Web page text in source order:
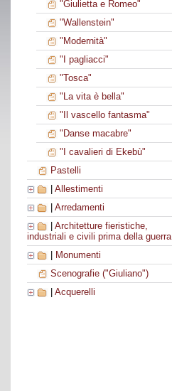
"Giulietta e Romeo"
"Wallenstein"
"Modernità"
"I pagliacci"
"Tosca"
"La vita è bella"
"Il vascello fantasma"
"Danse macabre"
"I cavalieri di Ekebù"
Pastelli
Allestimenti
Arredamenti
Architetture fieristiche,
industriali e civili prima della guerra
Monumenti
Scenografie ("Giuliano")
Acquerelli